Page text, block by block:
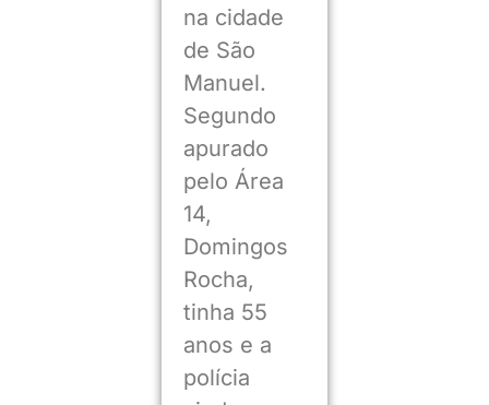
na cidade
de São
Manuel.
Segundo
apurado
pelo Área
14,
Domingos
Rocha,
tinha 55
anos e a
polícia